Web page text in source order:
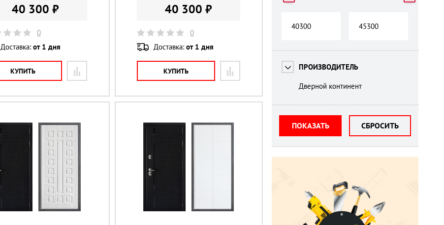
40 300 ₽
0
Доставка: от 1 дня
КУПИТЬ
40 300 ₽
0
Доставка:от 1 дня
КУПИТЬ ПРОИЗВОДИТЕЛЬ
Дверной континент
ПОКАЗАТЬ СБРОСИТЬ